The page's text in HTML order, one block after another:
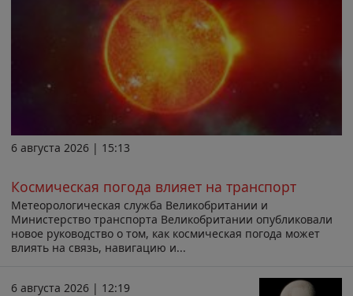
6 августа 2026 | 15:13
Космическая погода влияет на транспорт
Метеорологическая служба Великобритании и
Министерство транспорта Великобритании опубликовали
новое руководство о том, как космическая погода может
влиять на связь, навигацию и...
6 августа 2026 | 12:19